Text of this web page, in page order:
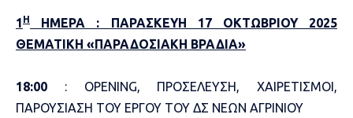
1 Η
ΗΜΕΡΑ : ΠΑΡΑΣΚΕΥΗ 17 ΟΚΤΩΒΡΙΟΥ 2025
ΘΕΜΑΤΙΚΗ «ΠΑΡΑΔΟΣΙΑΚΗ ΒΡΑΔΙΑ»
18:00 : OPENING , ΠΡΟΣΕΛΕΥΣΗ, ΧΑΙΡΕΤΙΣΜΟΙ,
ΠΑΡΟΥΣΙΑΣΗ ΤΟΥ ΕΡΓΟΥ ΤΟΥ ΔΣ ΝΕΩΝ ΑΓΡΙΝΙΟΥ